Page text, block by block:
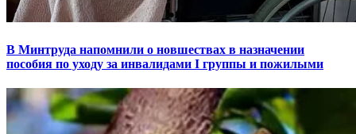
В Минтруда напомнили о новшествах в назначении
пособия по уходу за инвалидами I группы и пожилыми